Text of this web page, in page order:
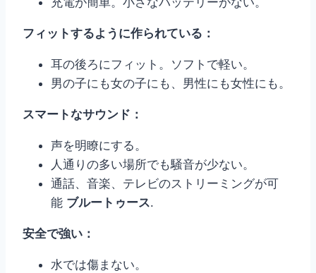
フィットするように作られている：
耳の後ろにフィット。ソフトで軽い。
男の子にも女の子にも、男性にも女性にも。
スマートなサウンド：
声を明瞭にする。
人通りの多い場所でも騒音が少ない。
通話、音楽、テレビのストリーミングが可
能 ブルートゥース.
安全で強い：
水では傷まない。